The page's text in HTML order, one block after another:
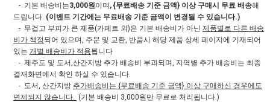
- 기본 배송비는3,000원이며, {무료배송 기준 금액} 이상 구매시 무료 배송해
드립니다. (이벤트 기간에는 무료배송 기준 금액이 변경될 수 있습니다.)
- 무겁고 부피가 큰 제품(카페트 외)은 기본 배송비가 아닌 제품별로 다른 배송
비가 책정되어 있으며, 주문 및 교환, 반품시 해당 제품 상세 페이지에 기재되어
있는 개별 배송비가 적용됩니다
- 제주도 및 도서,산간지방 추가 배송비 부과되며, 지역별 추가 배송비는 최종
결재화면에서 확인 하실 수 있습니다.
- 도서, 산간지방 추가배송비는 {무료배송 기준 금액} 이상 구매하신 경우에도
면제되지 않습니다.
(기본 배송비 3,000원만 무료로 처리됩니다.)